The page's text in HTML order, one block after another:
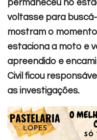
permaneceu no
voltasse para
mostram o
estaciona a moto e
apreendido e
Civil ficou
as investigações.